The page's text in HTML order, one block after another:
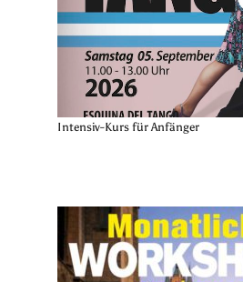
Intensiv-Kurs für Anfänger